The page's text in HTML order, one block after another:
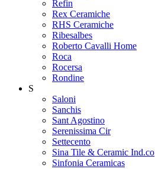
Refin
Rex Ceramiche
RHS Ceramiche
Ribesalbes
Roberto Cavalli Home
Roca
Rocersa
Rondine
S
Saloni
Sanchis
Sant Agostino
Serenissima Cir
Settecento
Sina Tile & Ceramic Ind.co
Sinfonia Ceramicas